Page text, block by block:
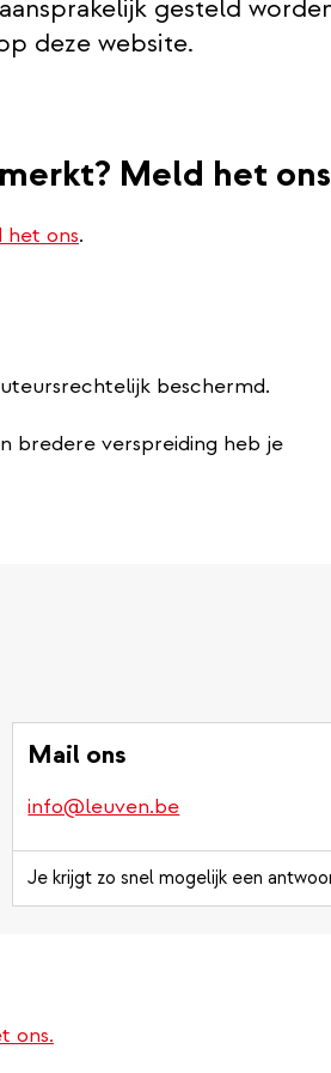
gesteld
deze website.
Meld het
het ons.
beschermd.
bredere verspreiding heb je
Mail ons
info@leuven.be
Je krijgt zo snel mogelijk een
ons.